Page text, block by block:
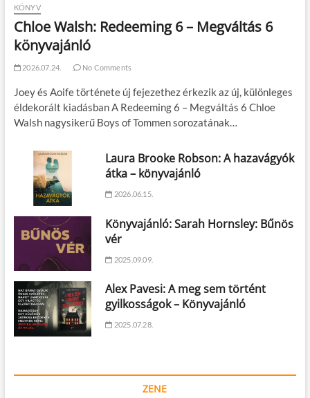
KÖNYV
Chloe Walsh: Redeeming 6 – Megváltás 6
könyvajánló
2026.07.24. No Comments
Joey és Aoife története új fejezethez érkezik az új, különleges
éldekorált kiadásban A Redeeming 6 – Megváltás 6 Chloe
Walsh nagysikerű Boys of Tommen sorozatának…
Laura Brooke Robson: A hazavágyók
átka – könyvajánló
2026.06.15.
Könyvajánló: Sarah Hornsley: Bűnös
vér
2025.09.09.
Alex Pavesi: A meg sem történt
gyilkosságok – Könyvajánló
2025.07.28.
ZENE